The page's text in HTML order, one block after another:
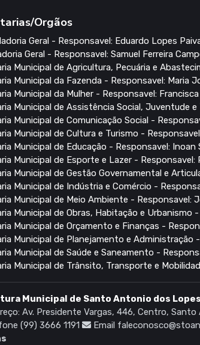
Orgãos
Geral - Responsavel: Eduardo Lopes
Geral - Responsavel: Samuel Ferreira
Municipal de Agricultura, Pecuária e
Municipal da Fazenda - Responsavel: Maria
Municipal da Mulher - Responsavel:
Municipal de Assistência Social, Juventude
Municipal de Comunicação Social -
Municipal de Cultura e Turismo -
Municipal de Educação - Responsavel: Inoan
Municipal de Esporte e Lazer - Responsavel:
Municipal de Gestão Governamental e
Municipal de Indústria e Comércio -
Municipal de Meio Ambiente - Responsavel:
Municipal de Obras, Habitação e Urbanismo
Municipal de Orçamento e Finanças -
Municipal de Planejamento e Administração
Municipal de Saúde e Saneamento -
Municipal de Trânsito, Transporte e
Municipal de Santo Antonio dos Lopes
Av. Presidente Vargas, 446, Centro,
(99) 3666 1191
Email